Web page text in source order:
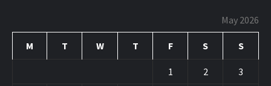
May 2026
M T W T F S S
1 2 3